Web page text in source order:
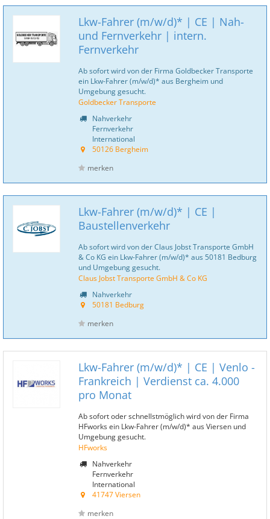
Lkw-Fahrer (m/w/d)* | CE | Nah-
und Fernverkehr | intern.
Fernverkehr
Ab sofort wird von der Firma Goldbecker Transporte
ein Lkw-Fahrer (m/w/d)* aus Bergheim und
Umgebung gesucht.
Goldbecker Transporte
Nahverkehr
Fernverkehr
International
50126 Bergheim
merken
Lkw-Fahrer (m/w/d)* | CE |
Baustellenverkehr
Ab sofort wird von der Claus Jobst Transporte GmbH
& Co KG ein Lkw-Fahrer (m/w/d)* aus 50181 Bedburg
und Umgebung gesucht.
Claus Jobst Transporte GmbH & Co KG
Nahverkehr
50181 Bedburg
merken
Lkw-Fahrer (m/w/d)* | CE | Venlo -
Frankreich | Verdienst ca. 4.000
pro Monat
Ab sofort oder schnellstmöglich wird von der Firma
HFworks ein Lkw-Fahrer (m/w/d)* aus Viersen und
Umgebung gesucht.
HFworks
Nahverkehr
Fernverkehr
International
41747 Viersen
merken